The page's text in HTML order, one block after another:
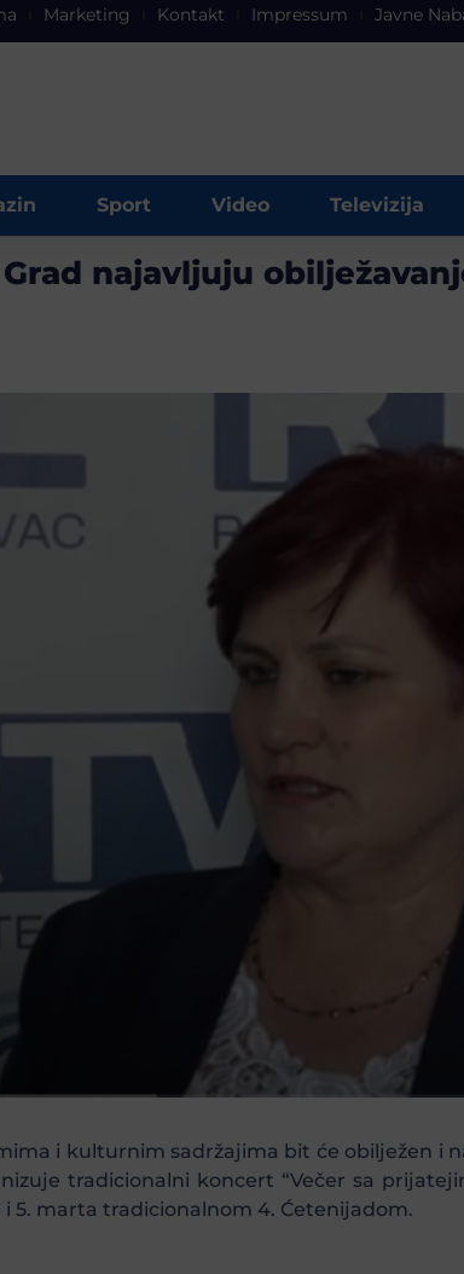
Marketing Kontakt Impressum Javne
Sport Video Televizija
najavljuju
i kulturnim sadržajima bit će obilježen i
tradicionalni koncert “Večer sa
5. marta tradicionalnom 4. Ćetenijadom.